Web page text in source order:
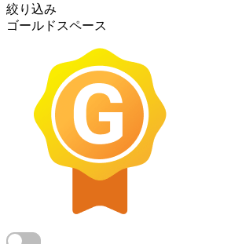
絞り込み
ゴールドスペース